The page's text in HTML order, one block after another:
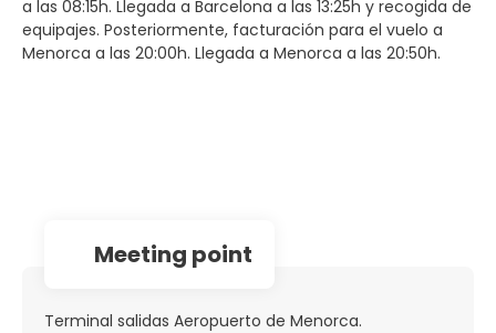
a las 08:15h. Llegada a Barcelona a las 13:25h y recogida de
equipajes. Posteriormente, facturación para el vuelo a
Menorca a las 20:00h. Llegada a Menorca a las 20:50h.
Meeting point
Terminal salidas Aeropuerto de Menorca.